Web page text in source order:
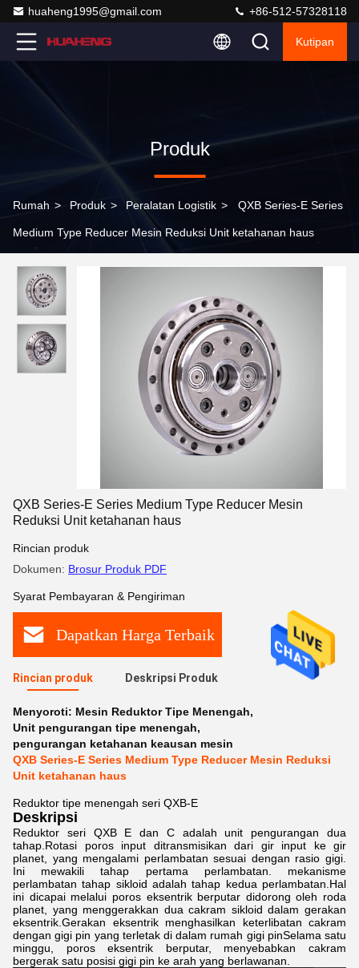
huaheng1995@gmail.com +86-512-57328118
Kutipan
Produk
Rumah > Produk > Peralatan Logistik > QXB Series-E Series
Medium Type Reducer Mesin Reduksi Unit ketahanan haus
QXB Series-E Series Medium Type Reducer Mesin
Reduksi Unit ketahanan haus
Rincian produk
Dokumen: Brosur Produk PDF
Syarat Pembayaran & Pengiriman
Dapatkan Harga Terbaik
Rincian produk Deskripsi Produk
Menyoroti: Mesin Reduktor Tipe Menengah,
Unit pengurangan tipe menengah,
pengurangan ketahanan keausan mesin
QXB Series-E Series Medium Type Reducer Mesin Reduksi
Unit ketahanan haus
Reduktor tipe menengah seri QXB-E
Deskripsi
Reduktor seri QXB E dan C adalah unit pengurangan dua
tahap.Rotasi poros input ditransmisikan dari gir input ke gir
planet, yang mengalami perlambatan sesuai dengan rasio gigi.
Ini mewakili tahap pertama perlambatan. mekanisme
perlambatan tahap sikloid adalah tahap kedua perlambatan.Hal
ini dicapai melalui poros eksentrik berputar didorong oleh roda
planet, yang menggerakkan dua cakram sikloid dalam gerakan
eksentrik.Gerakan eksentrik menghasilkan keterlibatan cakram
dengan gigi pin yang terletak di dalam rumah gigi pinSelama satu
minggu, poros eksentrik berputar, menyebabkan cakram
bergerak satu posisi gigi pin ke arah yang berlawanan.